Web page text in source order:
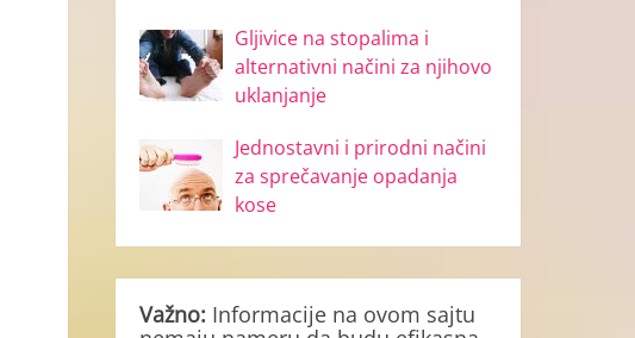
Gljivice na stopalima i
alternativni načini za njihovo
uklanjanje
Jednostavni i prirodni načini
za sprečavanje opadanja
kose
Važno: Informacije na ovom sajtu